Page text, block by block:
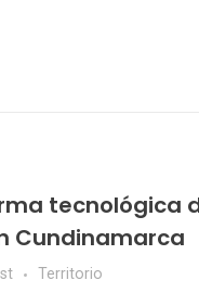
tecnológica
Cundinamarca
Territorio